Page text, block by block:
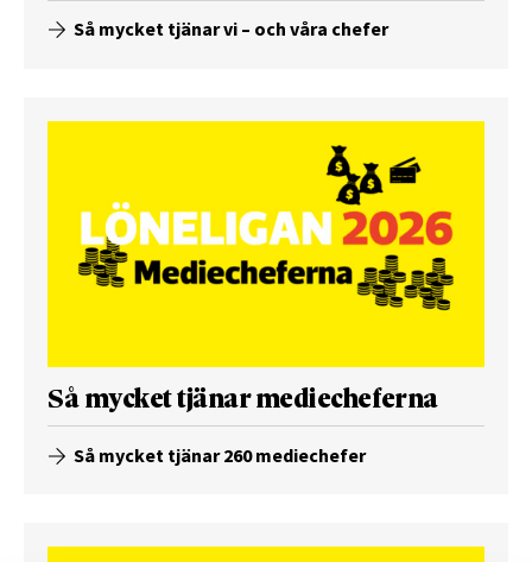
Så mycket tjänar vi – och våra chefer
Så mycket tjänar mediecheferna
Så mycket tjänar 260 mediechefer